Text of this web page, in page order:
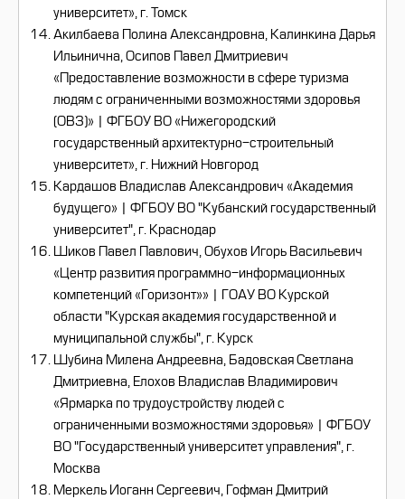
университет», г. Томск
Акилбаева Полина Александровна, Калинкина Дарья
Ильинична, Осипов Павел Дмитриевич
«Предоставление возможности в сфере туризма
людям с ограниченными возможностями здоровья
(ОВЗ)» | ФГБОУ ВО «Нижегородский
государственный архитектурно-строительный
университет», г. Нижний Новгород
Кардашов Владислав Александрович «Академия
будущего» | ФГБОУ ВО "Кубанский государственный
университет", г. Краснодар
Шиков Павел Павлович, Обухов Игорь Васильевич
«Центр развития программно-информационных
компетенций «Горизонт»» | ГОАУ ВО Курской
области "Курская академия государственной и
муниципальной службы", г. Курск
Шубина Милена Андреевна, Бадовская Светлана
Дмитриевна, Елохов Владислав Владимирович
«Ярмарка по трудоустройству людей с
ограниченными возможностями здоровья» | ФГБОУ
ВО "Государственный университет управления", г.
Москва
Меркель Иоганн Сергеевич, Гофман Дмитрий